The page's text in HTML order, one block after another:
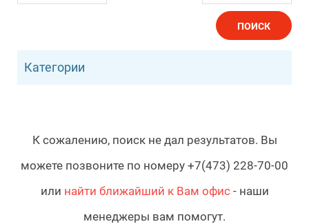
ПОИСК
Категории
К сожалению, поиск не дал результатов. Вы
можете позвоните по номеру +7(473) 228-70-00
или найти ближайший к Вам офис - наши
менеджеры вам помогут.